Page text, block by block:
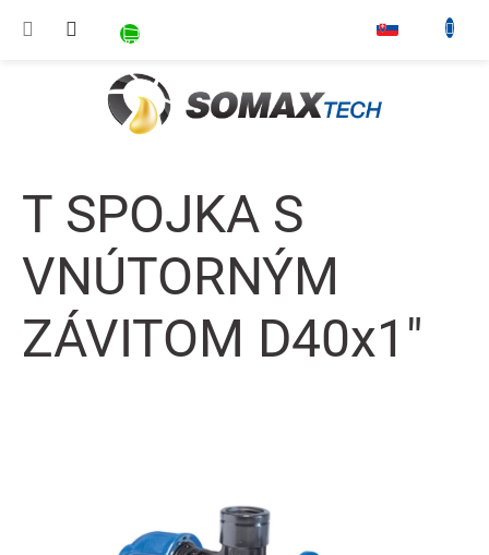
NÁKUPNÝ KOŠÍK
T SPOJKA S
VNÚTORNÝM
ZÁVITOM D40x1"